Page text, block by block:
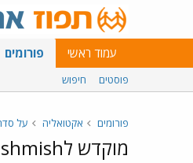
עמוד ראשי פורומים
פוסטים חיפוש
פורומים אקטואליה על
מוקדש לmishmish בידידות: